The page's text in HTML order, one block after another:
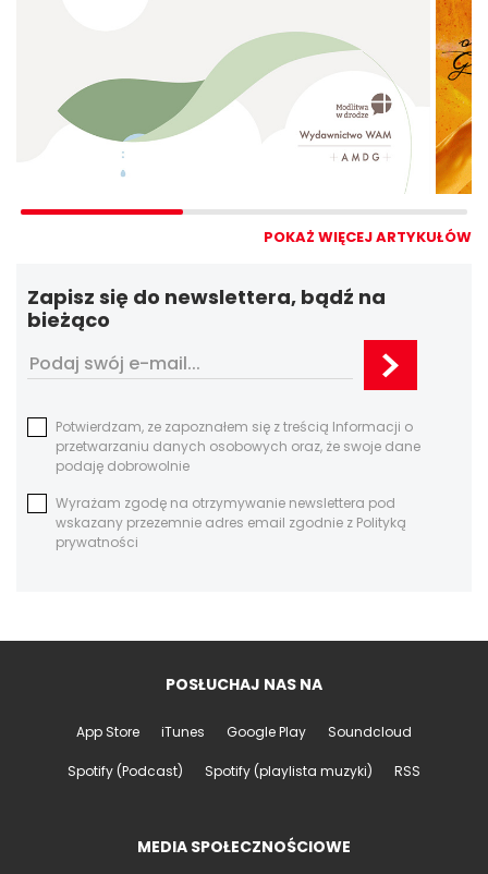
POKAŻ WIĘCEJ ARTYKUŁÓW
Zapisz się do newslettera, bądź na
bieżąco
Potwierdzam, ze zapoznałem się z treścią Informacji o
przetwarzaniu danych osobowych oraz, że swoje dane
podaję dobrowolnie
Wyrażam zgodę na otrzymywanie newslettera pod
wskazany przezemnie adres email zgodnie z Polityką
prywatności
POSŁUCHAJ NAS NA
App Store iTunes Google Play Soundcloud
Spotify (Podcast) Spotify (playlista muzyki) RSS
MEDIA SPOŁECZNOŚCIOWE